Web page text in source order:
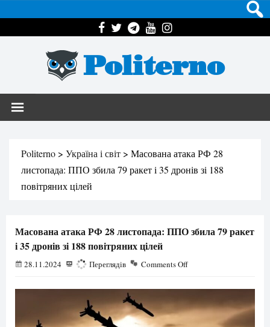
Politerno
Politerno > Україна і світ > Масована атака РФ 28
листопада: ППО збила 79 ракет і 35 дронів зі 188
повітряних цілей
Масована атака РФ 28 листопада: ППО збила 79 ракет
і 35 дронів зі 188 повітряних цілей
28.11.2024 865 Переглядів Comments Off